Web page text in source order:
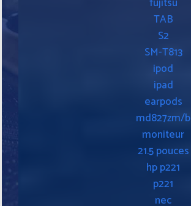
TAB
S2
SM-T813
ipod
ipad
earpods
md827zm/b
moniteur
21.5 pouces
hp p221
p221
nec